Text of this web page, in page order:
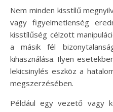
Nem minden kisstílű
vagy figyelmetlenség
kisstílűség célzott
a másik fél
kihasználása. Ilyen
lekicsinylés eszköz a
megszerzésében.
Például egy vezető vagy